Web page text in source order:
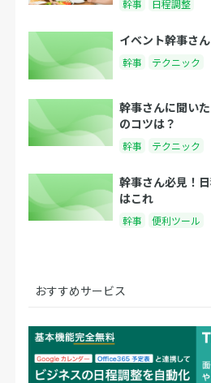
幹事 日程調整
イベント幹事さ
幹事 テクニック
幹事さんに聞い
のコツは？
幹事 テクニック
幹事さん必見！
はこれ
幹事 便利ツール
おすすめサービス